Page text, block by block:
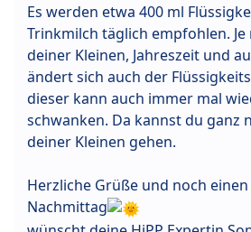
Es werden etwa 400 ml
Trinkmilch täglich empfohlen.
deiner Kleinen, Jahreszeit und
ändert sich auch der
dieser kann auch immer mal
schwanken. Da kannst du ganz
deiner Kleinen gehen.
Herzliche Grüße und noch
Nachmittag